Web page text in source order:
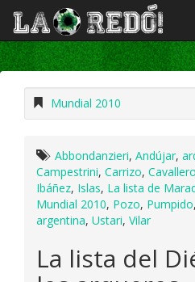
Mundial 2010
Abbondanzieri, Andújar,
Campestrini, Carrizo, Cavallero
Ibáñez, Islas, La lista de
Mundial 2010, Pozo, Pumpido,
argentina, Ustari, Vilar
La lista del